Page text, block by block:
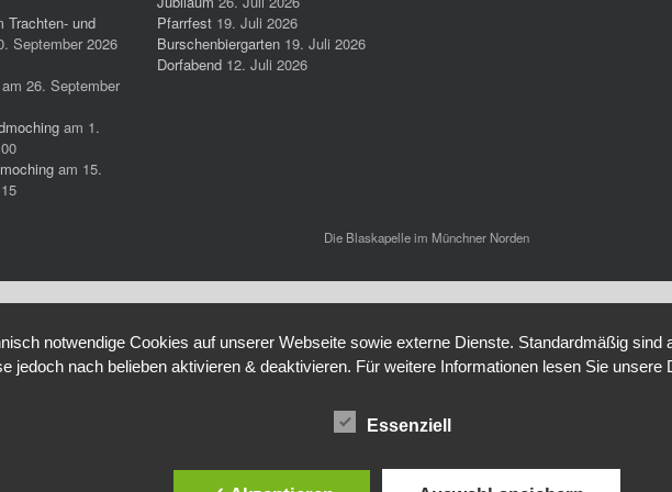
Trachten- und
September 2026
26. September
am 1.
am 15.
Pfarrfest 19. Juli 2026
Burschenbiergarten 19. Juli 2026
Dorfabend 12. Juli 2026
Die Blaskapelle im Münchner Norden
notwendige Cookies auf unserer Webseite sowie externe Dienste. Standardmäßig sind
jedoch nach belieben aktivieren & deaktivieren. Für weitere Informationen lesen Sie unsere
Essenziell